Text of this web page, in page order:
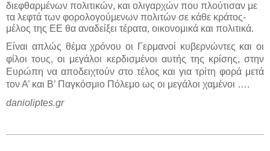
διεφθαρμένων πολιτικών, και ολιγαρχών που πλούτισαν με
τα λεφτά των φορολογούμενων πολιτών σε κάθε κράτος-
μέλος της ΕΕ θα αναδείξει τέρατα, οικονομικά και πολιτικά.
Είναι απλώς θέμα χρόνου οι Γερμανοί κυβερνώντες και οι
φίλοι τους, οι μεγάλοι κερδισμένοι αυτής της κρίσης, στην
Ευρώπη να αποδειχτούν στο τέλος και για τρίτη φορά μετά
τον Α’ και Β’ Παγκόσμιο Πόλεμο ως οι μεγάλοι χαμένοι ….
danioliptes.gr